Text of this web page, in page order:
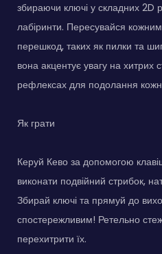
збираючи ключі у складних 2D
лабіринти. Пересувайся
перешкод, таких як пилки та
вона акцентує увагу на хитрих
рефлексах для подолання
Як грати
Керуй Кево за допомогою
виконати подвійний стрибок,
Збирай ключі та прямуй до
спостережливим! Ретельно
перехитрити їх.